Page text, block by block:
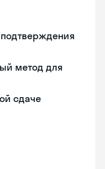
подтверждения
метод для
сдаче